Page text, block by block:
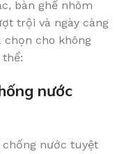
bàn ghế nhôm
trội và ngày càng
chọn cho không
nước
nước tuyệt